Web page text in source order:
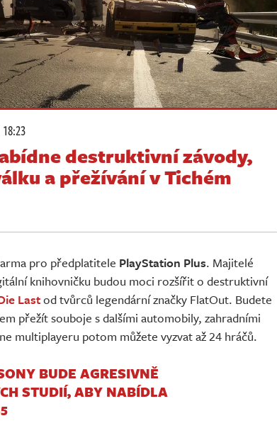
destruktivní závody,
a přežívání v Tichém
pro předplatitele PlayStation Plus. Majitelé
knihovničku budou moci rozšířit o destruktivní
Lastod tvůrců legendární značky FlatOut. Budete
přežít souboje s dalšími automobily, zahradními
multiplayeru potom můžete vyzvat až 24 hráčů.
BUDE AGRESIVNĚ
STUDIÍ, ABY NABÍDLA